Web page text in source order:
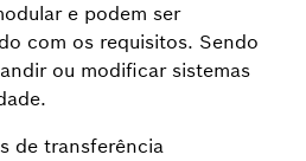
e podem ser
com os requisitos. Sendo
ou modificar sistemas
de transferência